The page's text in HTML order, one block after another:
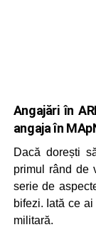
Angajări în
angaja în
Dacă dorești
primul rând de
serie de
bifezi. Iată ce
militară.